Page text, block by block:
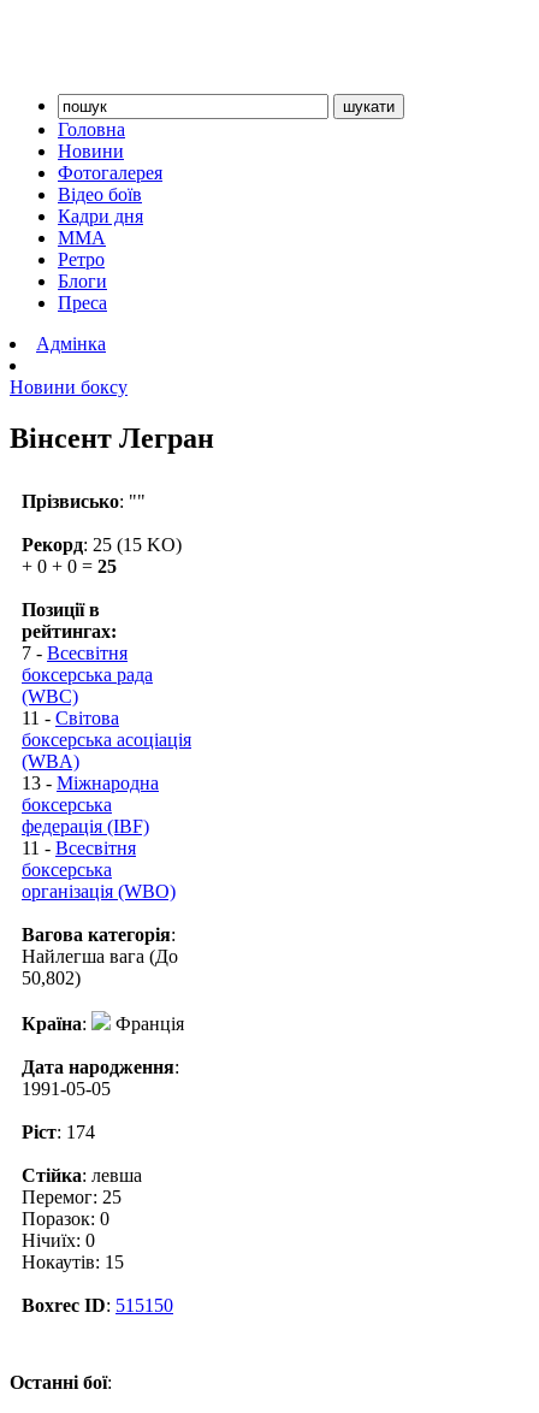
Головна
Новини
Фотогалерея
Відео боїв
Кадри дня
ММА
Ретро
Блоги
Преса
Адмінка
Новини боксу
Вінсент Легран
Прізвисько: ""
Рекорд: 25 (15 KO)
+ 0 + 0 = 25
Позиції в
рейтингах:
7 - Всесвітня
боксерська рада
(WBC)
11 - Світова
боксерська асоціація
(WBA)
13 - Міжнародна
боксерська
федерація (IBF)
11 - Всесвітня
боксерська
організація (WBO)
Вагова категорія:
Найлегша вага (До
50,802)
Країна: Франція
Дата народження:
1991-05-05
Ріст: 174
Стійка: левша
Перемог: 25
Поразок: 0
Нічиїх: 0
Нокаутів: 15
Boxrec ID: 515150
Останні бої: